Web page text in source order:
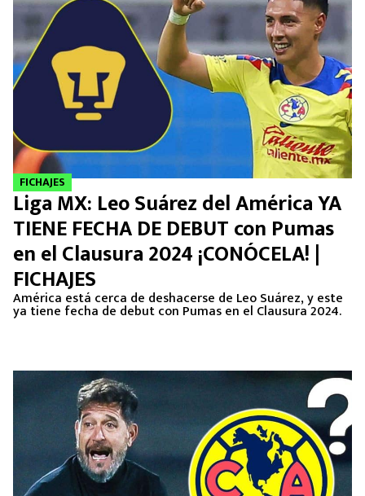
FICHAJES
Liga MX: Leo Suárez del América YA
TIENE FECHA DE DEBUT con Pumas
en el Clausura 2024 ¡CONÓCELA! |
FICHAJES
América está cerca de deshacerse de Leo Suárez, y este
ya tiene fecha de debut con Pumas en el Clausura 2024.